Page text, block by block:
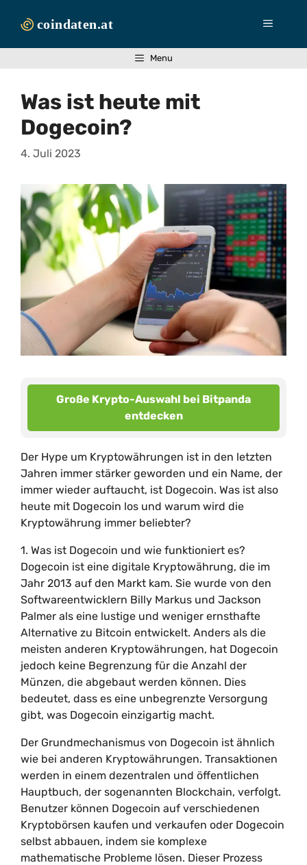
Inhalt
Menü
Menu
Was ist heute mit
Dogecoin?
4. Juli 2023
Große Krypto-Auswahl bei Bitpanda
entdecken
Der Hype um Kryptowährungen ist in den letzten
Jahren immer stärker geworden und ein Name, der
immer wieder auftaucht, ist Dogecoin. Was ist also
heute mit Dogecoin los und warum wird die
Kryptowährung immer beliebter?
1. Was ist Dogecoin und wie funktioniert es?
Dogecoin ist eine digitale Kryptowährung, die im
Jahr 2013 auf den Markt kam. Sie wurde von den
Softwareentwicklern Billy Markus und Jackson
Palmer als eine lustige und weniger ernsthafte
Alternative zu Bitcoin entwickelt. Anders als die
meisten anderen Kryptowährungen, hat Dogecoin
jedoch keine Begrenzung für die Anzahl der
Münzen, die abgebaut werden können. Dies
bedeutet, dass es eine unbegrenzte Versorgung
gibt, was Dogecoin einzigartig macht.
Der Grundmechanismus von Dogecoin ist ähnlich
wie bei anderen Kryptowährungen. Transaktionen
werden in einem dezentralen und öffentlichen
Hauptbuch, der sogenannten Blockchain, verfolgt.
Benutzer können Dogecoin auf verschiedenen
Kryptobörsen kaufen und verkaufen oder Dogecoin
selbst abbauen, indem sie komplexe
mathematische Probleme lösen. Dieser Prozess